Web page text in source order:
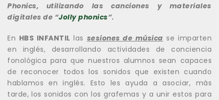
Phonics, utilizando las canciones y materiales
digitales de “Jolly phonics”.
En HBS INFANTIL las sesiones de música se imparten
en inglés, desarrollando actividades de conciencia
fonológica para que nuestros alumnos sean capaces
de reconocer todos los sonidos que existen cuando
hablamos en inglés. Esto les ayuda a asociar, más
tarde, los sonidos con los grafemas y a unir estos para